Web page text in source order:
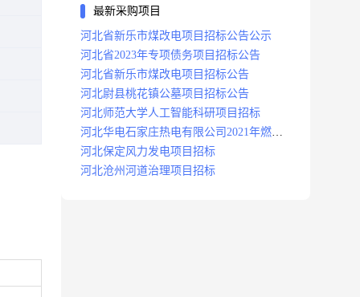
最新采购项目
河北省新乐市煤改电项目招标公告公示
河北省2023年专项债务项目招标公告
河北省新乐市煤改电项目招标公告
河北尉县桃花镇公墓项目招标公告
河北师范大学人工智能科研项目招标
河北华电石家庄热电有限公司2021年燃料
分场辅助运行项目招标公告
河北保定风力发电项目招标
河北沧州河道治理项目招标